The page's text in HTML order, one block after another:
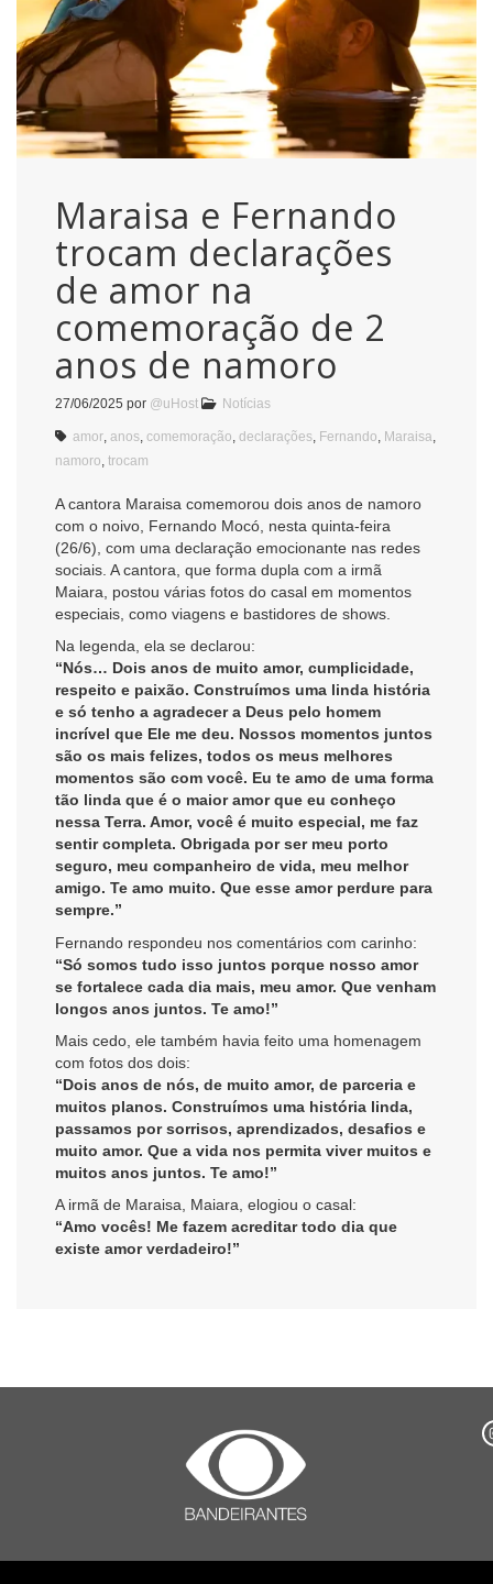
Maraisa e Fernando
trocam declarações
de amor na
comemoração de 2
anos de namoro
27/06/2025 por @uHost Notícias
amor anos comemoração declarações Fernando Maraisa
namoro trocam
A cantora Maraisa comemorou dois anos de namoro
com o noivo, Fernando Mocó, nesta quinta-feira
(26/6), com uma declaração emocionante nas redes
sociais. A cantora, que forma dupla com a irmã
Maiara, postou várias fotos do casal em momentos
especiais, como viagens e bastidores de shows.
Na legenda, ela se declarou:
“Nós… Dois anos de muito amor, cumplicidade,
respeito e paixão. Construímos uma linda história
e só tenho a agradecer a Deus pelo homem
incrível que Ele me deu. Nossos momentos juntos
são os mais felizes, todos os meus melhores
momentos são com você. Eu te amo de uma forma
tão linda que é o maior amor que eu conheço
nessa Terra. Amor, você é muito especial, me faz
sentir completa. Obrigada por ser meu porto
seguro, meu companheiro de vida, meu melhor
amigo. Te amo muito. Que esse amor perdure para
sempre.”
Fernando respondeu nos comentários com carinho:
“Só somos tudo isso juntos porque nosso amor
se fortalece cada dia mais, meu amor. Que venham
longos anos juntos. Te amo!”
Mais cedo, ele também havia feito uma homenagem
com fotos dos dois:
“Dois anos de nós, de muito amor, de parceria e
muitos planos. Construímos uma história linda,
passamos por sorrisos, aprendizados, desafios e
muito amor. Que a vida nos permita viver muitos e
muitos anos juntos. Te amo!”
A irmã de Maraisa, Maiara, elogiou o casal:
“Amo vocês! Me fazem acreditar todo dia que
existe amor verdadeiro!”